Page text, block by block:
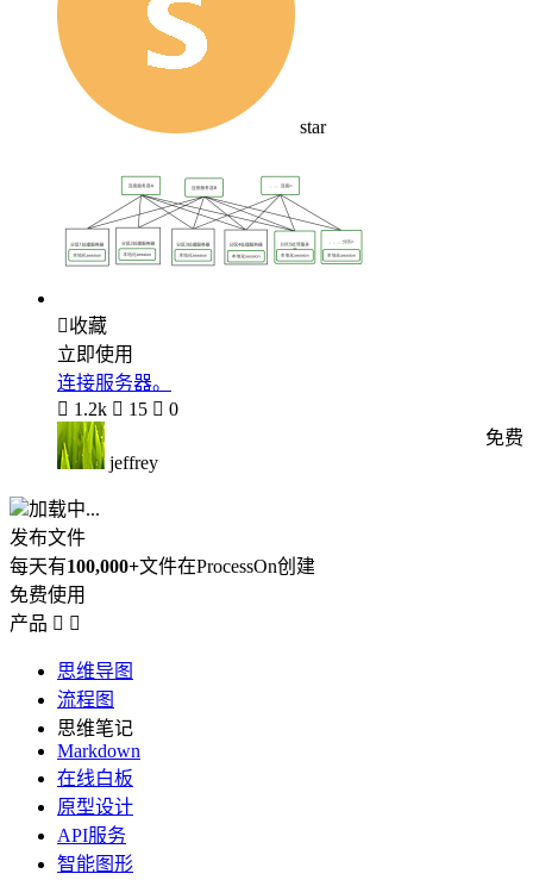
star
收藏
立即使用
连接服务器。
 1.2k  15  0
jeffrey
免费
加载中...
发布文件
每天有100,000+文件在ProcessOn创建
免费使用
产品  
思维导图
流程图
思维笔记
Markdown
在线白板
原型设计
API服务
智能图形